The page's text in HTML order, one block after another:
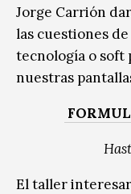
Jorge Carrión
las cuestiones
tecnología o soft
nuestras
El taller